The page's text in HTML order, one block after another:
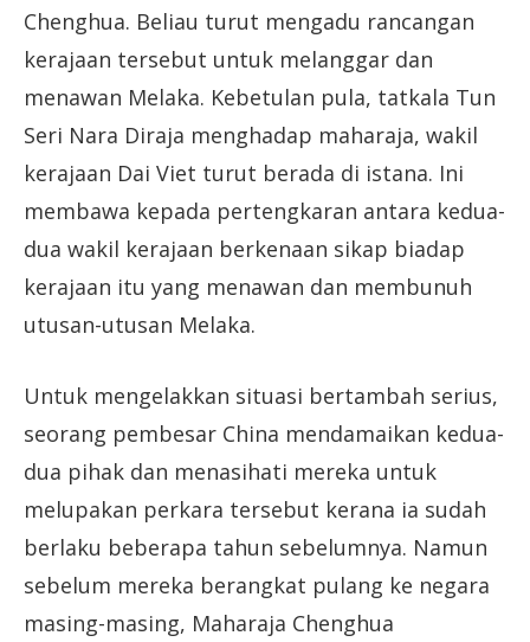
Chenghua. Beliau turut mengadu rancangan
kerajaan tersebut untuk melanggar dan
menawan Melaka. Kebetulan pula, tatkala Tun
Seri Nara Diraja menghadap maharaja, wakil
kerajaan Dai Viet turut berada di istana. Ini
membawa kepada pertengkaran antara kedua-
dua wakil kerajaan berkenaan sikap biadap
kerajaan itu yang menawan dan membunuh
utusan-utusan Melaka.
Untuk mengelakkan situasi bertambah serius,
seorang pembesar China mendamaikan kedua-
dua pihak dan menasihati mereka untuk
melupakan perkara tersebut kerana ia sudah
berlaku beberapa tahun sebelumnya. Namun
sebelum mereka berangkat pulang ke negara
masing-masing, Maharaja Chenghua